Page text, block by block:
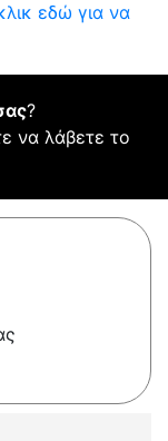
εδώ για να
?
να λάβετε το